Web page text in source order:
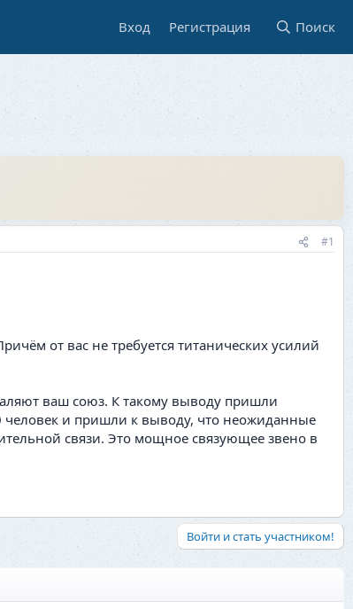
Вход Регистрация Поиск
#1
от вас не требуется титанических усилий
ваш союз. К такому выводу пришли
человек и пришли к выводу, что неожиданные
связи. Это мощное связующее звено в
Войти и стать участником!